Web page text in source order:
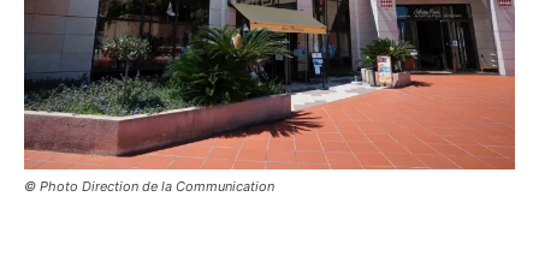
© Photo Direction de la Communication